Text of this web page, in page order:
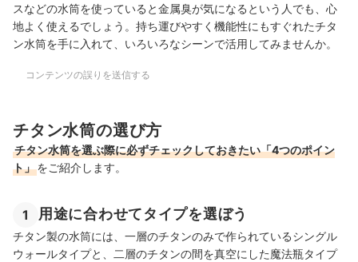
スなどの水筒を使っていると金属臭が気になるという人でも、心
地よく使えるでしょう。持ち運びやすく機能性にもすぐれたチタ
ン水筒を手に入れて、いろいろなシーンで活用してみませんか。
コンテンツの誤りを送信する
チタン水筒の選び方
チタン水筒を選ぶ際に必ずチェックしておきたい「4つのポイン
ト」をご紹介します。
1 用途に合わせてタイプを選ぼう
チタン製の水筒には、一層のチタンのみで作られているシングル
ウォールタイプと、二層のチタンの間を真空にした魔法瓶タイプ